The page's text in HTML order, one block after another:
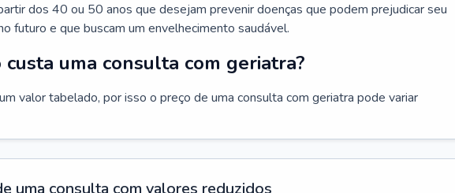
dos 40 ou 50 anos que desejam prevenir doenças que podem prejudicar seu
futuro e que buscam um envelhecimento saudável.
custa uma consulta com geriatra?
valor tabelado, por isso o preço de uma consulta com geriatra pode variar
uma consulta com valores reduzidos